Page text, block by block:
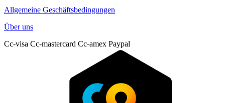
Allgemeine Geschäftsbedingungen
Über uns
Cc-visa Cc-mastercard Cc-amex Paypal